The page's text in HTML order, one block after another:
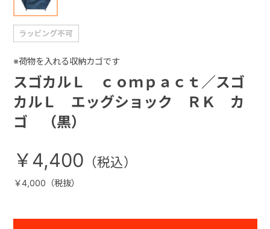
スゴカルＬ ｃｏｍｐａｃｔ／スゴ
カルＬ エッグショック ＲＫ カ
ゴ （黒）
※荷物を入れる収納カゴです
￥4,400
￥4,000（税抜）